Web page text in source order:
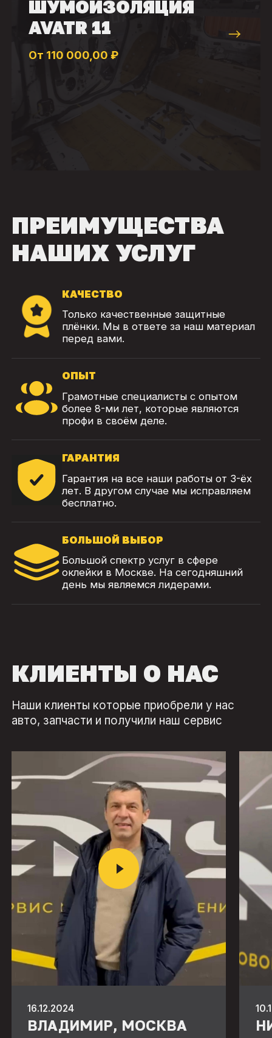
ШУМОИЗОЛЯЦИЯ
AVATR 11
От 110 000,00 ₽
ПРЕИМУЩЕСТВА
НАШИХ УСЛУГ
КАЧЕСТВО
Только качественные защитные
плёнки. Мы в ответе за наш материал
перед вами.
ОПЫТ
Грамотные специалисты с опытом
более 8-ми лет, которые являются
профи в своём деле.
ГАРАНТИЯ
Гарантия на все наши работы от 3-ёх
лет. В другом случае мы исправляем
бесплатно.
БОЛЬШОЙ ВЫБОР
Большой спектр услуг в сфере
оклейки в Москве. На сегодняшний
день мы являемся лидерами.
КЛИЕНТЫ О НАС
Наши клиенты которые приобрели у нас
авто, запчасти и получили наш сервис
16.12.2024
ВЛАДИМИР, МОСКВА